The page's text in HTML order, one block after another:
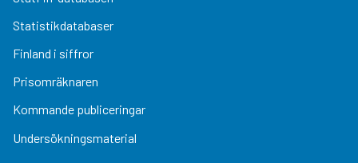
Statistikdatabaser
Finland i siffror
Prisomräknaren
Kommande publiceringar
Undersökningsmaterial